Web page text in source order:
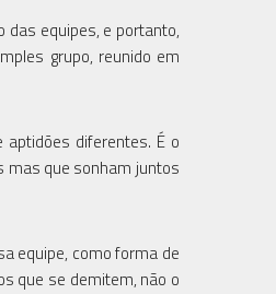
das equipes, e portanto,
grupo, reunido em
diferentes. É o
mas que sonham juntos
equipe, como forma de
que se demitem, não o